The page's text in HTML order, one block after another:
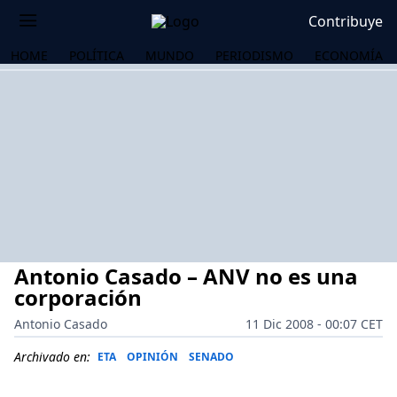
Contribuye
HOME POLÍTICA MUNDO PERIODISMO ECONOMÍA
Antonio Casado – ANV no es una
corporación
Antonio Casado
11 Dic 2008 - 00:07 CET
Archivado en: ETA OPINIÓN SENADO